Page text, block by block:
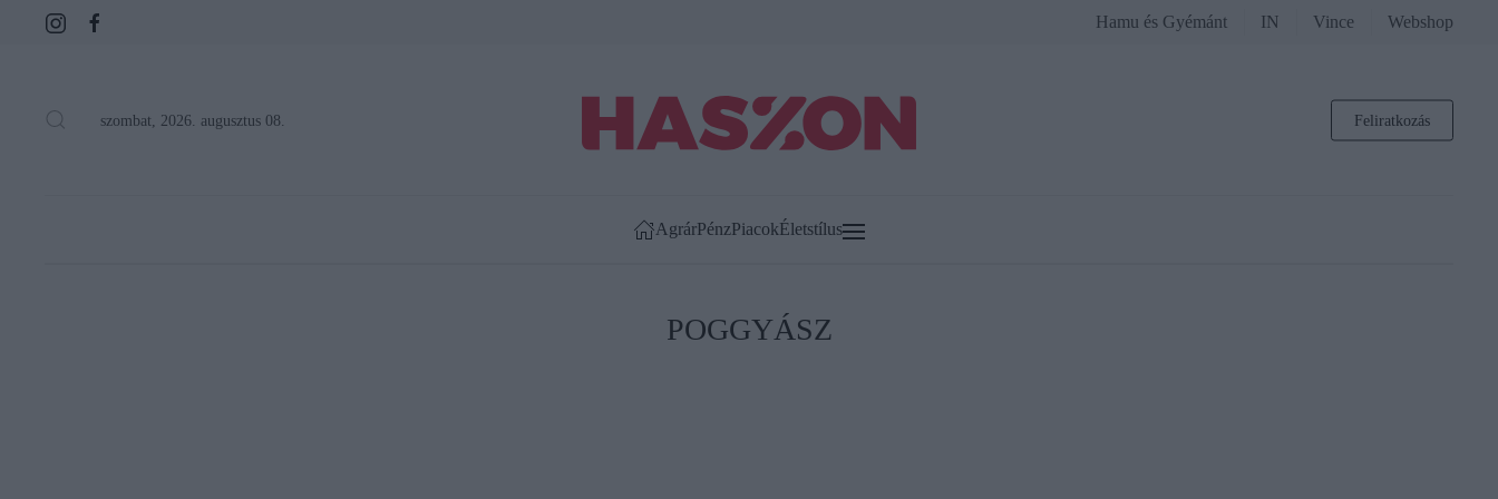
Hamu és Gyémánt IN Vince Webshop
szombat, 2026. augusztus 08. Feliratkozás
AgrárPénzPiacokÉletstílus
POGGYÁSZ